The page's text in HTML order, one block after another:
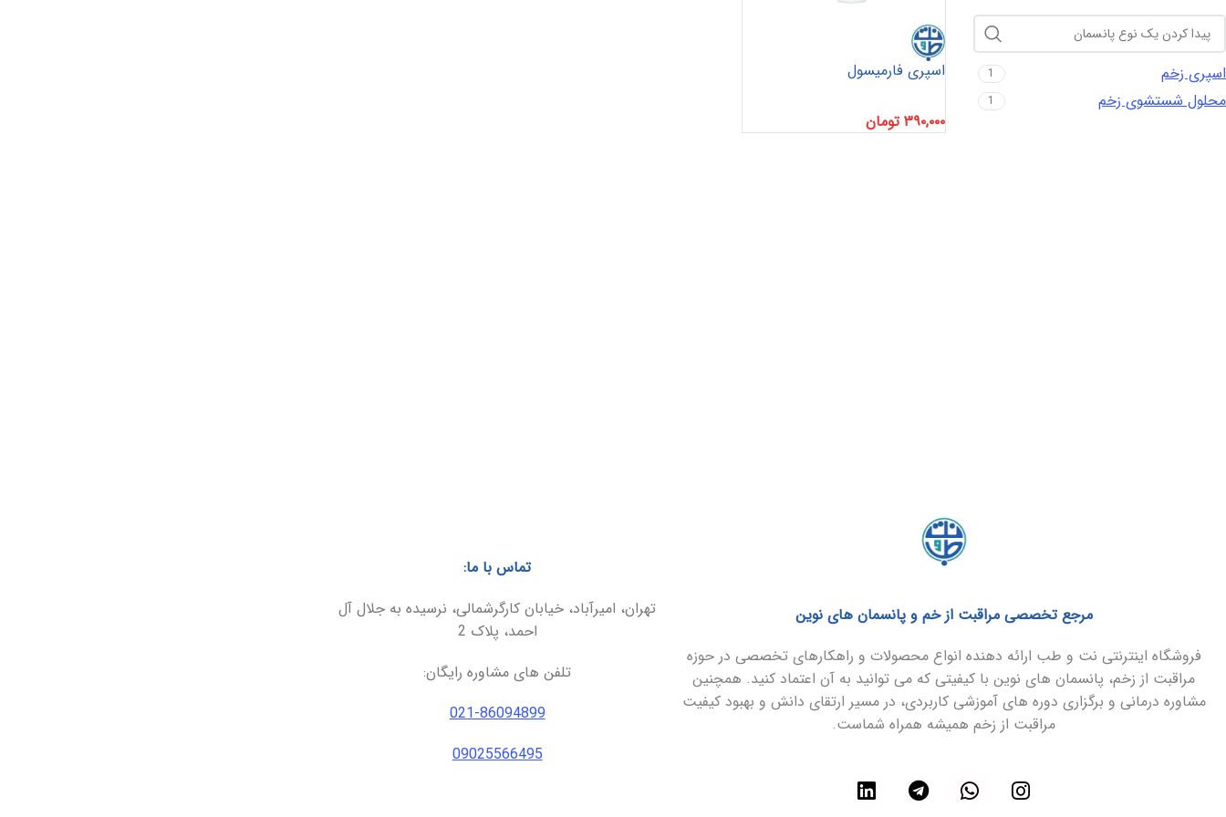
اسپری زخم 1
محلول شستشوی زخم 1
اسپری فارمیسول
۳۹۰,۰۰۰ تومان
مرجع تخصصی مراقبت از خم و پانسمان های نوین
فروشگاه اینترنتی نت و طب ارائه دهنده انواع محصولات و راهکارهای تخصصی در حوزه
مراقبت از زخم، پانسمان های نوین با کیفیتی که می توانید به آن اعتماد کنید. همچنین
مشاوره درمانی و برگزاری دوره های آموزشی کاربردی، در مسیر ارتقای دانش و بهبود کیفیت
مراقبت از زخم همیشه همراه شماست.
تماس با ما:
تهران، امیرآباد، خیابان کارگرشمالی، نرسیده به جلال آل
احمد، پلاک 2
تلفن های مشاوره رایگان:
021-86094899
09025566495